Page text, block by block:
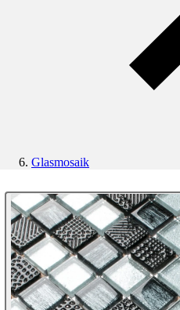
Glasmosaik